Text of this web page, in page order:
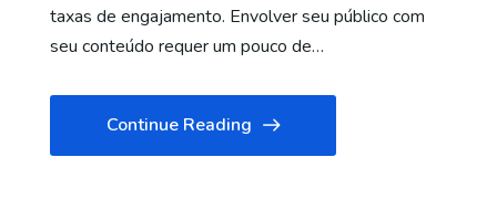
taxas de engajamento. Envolver seu público com
seu conteúdo requer um pouco de…
Continue Reading